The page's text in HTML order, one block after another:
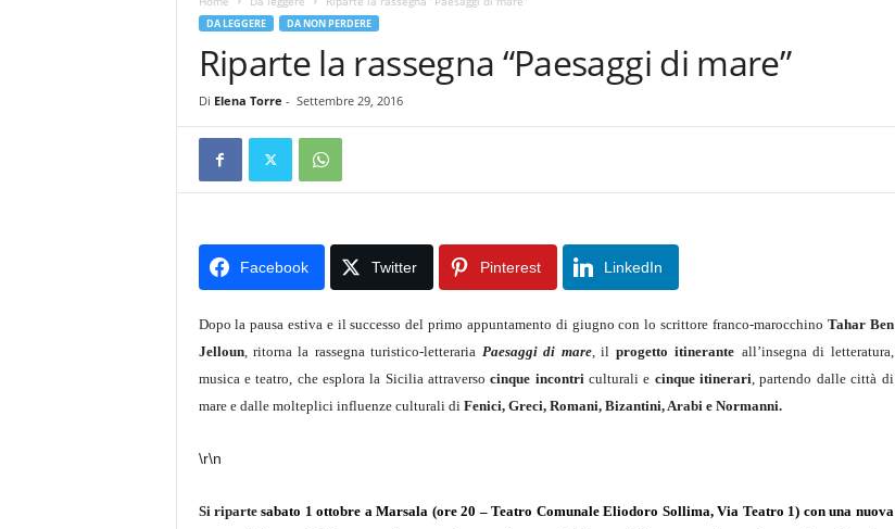
DA LEGGERE DA NON PERDERE
Riparte la rassegna “Paesaggi di mare”
Di Elena Torre - Settembre 29, 2016
Facebook Twitter Pinterest LinkedIn
Dopo la pausa estiva e il successo del primo appuntamento di giugno con lo scrittore franco-marocchino Tahar Ben
Jelloun, ritorna la rassegna turistico-letteraria Paesaggi di mare, il progetto itinerante all’insegna di letteratura,
musica e teatro, che esplora la Sicilia attraversocinque incontriculturali e cinque itinerari,partendo dalle città di
mare e dalle molteplici influenze culturali di Fenici, Greci, Romani, Bizantini, Arabi e Normanni.
\r\n
Si ripartesabato 1 ottobre aMarsala (ore 20 – Teatro Comunale Eliodoro Sollima, Via Teatro 1) con una nuova